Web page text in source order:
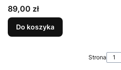
Cena
89,00 zł
Do koszyka
Strona